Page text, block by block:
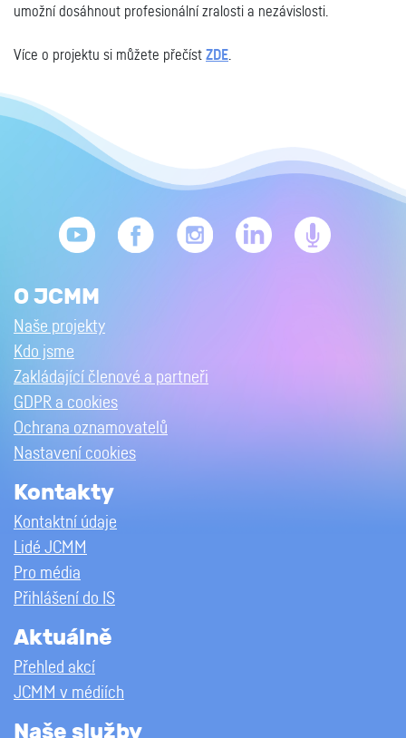
umožní dosáhnout profesionální zralosti a nezávislosti.
Více o projektu si můžete přečíst ZDE
O JCMM
Naše projekty
Kdo jsme
Zakládající členové a partneři
GDPR a cookies
Ochrana oznamovatelů
Nastavení cookies
Kontakty
Kontaktní údaje
Lidé JCMM
Pro média
Přihlášení do IS
Aktuálně
Přehled akcí
JCMM v médiích
Naše služby